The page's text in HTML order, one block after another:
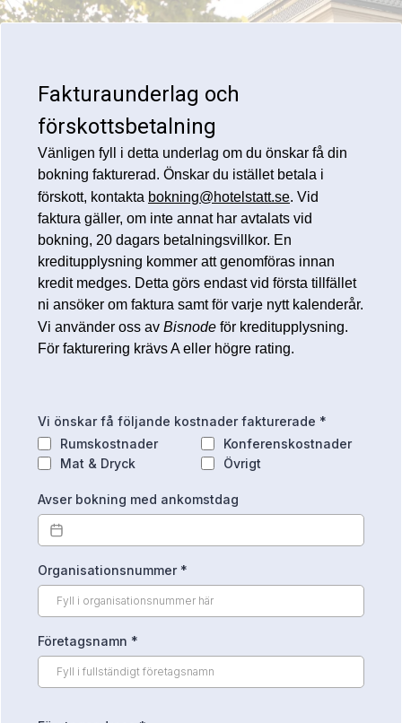
Fakturaunderlag och
förskottsbetalning
Vänligen fyll i detta underlag om du önskar få din
bokning fakturerad. Önskar du istället betala i
förskott, kontakta bokning@hotelstatt.se. Vid
faktura gäller, om inte annat har avtalats vid
bokning, 20 dagars betalningsvillkor. En
kreditupplysning kommer att genomföras innan
kredit medges. Detta görs endast vid första tillfället
ni ansöker om faktura samt för varje nytt kalenderår.
Vi använder oss av Bisnode för kreditupplysning.
För fakturering krävs A eller högre rating.
Vi önskar få följande kostnader fakturerade *
Rumskostnader
Konferenskostnader
Mat & Dryck
Övrigt
Avser bokning med ankomstdag
Organisationsnummer *
Företagsnamn *